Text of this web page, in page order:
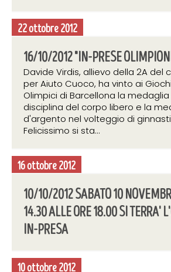
22 ottobre 2012
16 ottobre 2012
16/10/2012 "IN-PRESE
Davide Virdis, allievo della 2A del
per Aiuto Cuoco, ha vinto ai
Olimpici di Barcellona la
disciplina del corpo libero e la
d'argento nel volteggio di
Felicissimo si sta...
10 ottobre 2012
10/10/2012 SABATO 10
14.30 ALLE ORE 18.00 SI TERRA'
IN-PRESA